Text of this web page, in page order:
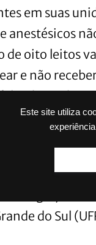
Este site utiliza
em suas
anestésicos
oito leitos
e não
de
para
entubada.
Alegre, mas
do Sul